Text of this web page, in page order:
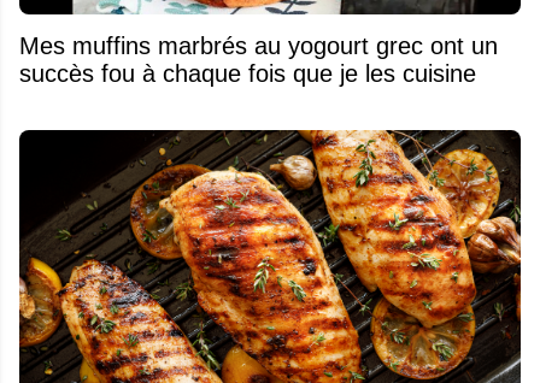
Mes muffins marbrés au yogourt grec ont un
succès fou à chaque fois que je les cuisine